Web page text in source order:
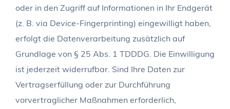
oder in den Zugriff auf Informationen in Ihr Endgerät
(z. B. via Device-Fingerprinting) eingewilligt haben,
erfolgt die Datenverarbeitung zusätzlich auf
Grundlage von § 25 Abs. 1 TDDDG. Die Einwilligung
ist jederzeit widerrufbar. Sind Ihre Daten zur
Vertragserfüllung oder zur Durchführung
vorvertraglicher Maßnahmen erforderlich,